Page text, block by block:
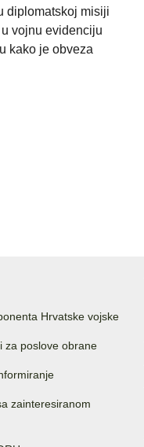
diplomatskoj misiji
vojnu evidenciju
kako je obveza
Hrvatske vojske
za poslove obrane
zainteresiranom